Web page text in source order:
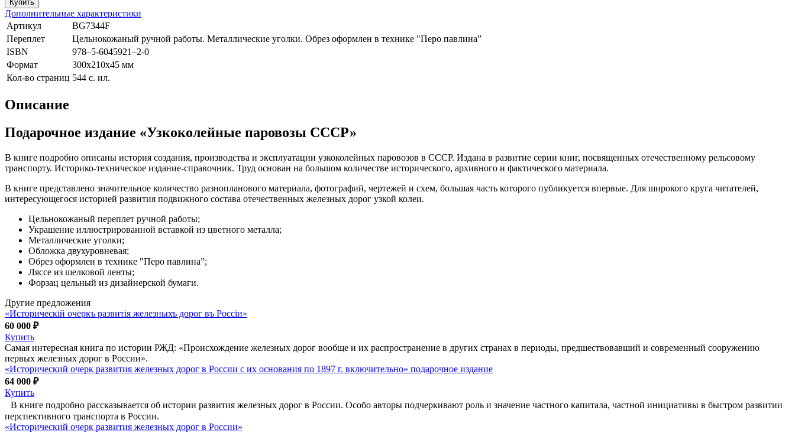
Дополнительные характеристики
Артикул
BG7344F
Переплет
Цельнокожаный ручной работы. Металлические уголки. Обрез оформлен в технике "Перо павлина”
ISBN
978–5-6045921–2-0
Формат
300х210х45 мм
Кол-во страниц 544 с. ил.
Описание
Подарочное издание «Узкоколейные паровозы СССР»
В книге подробно описаны история создания, производства и эксплуатации узкоколейных паровозов в СССР. Издана в развитие серии книг, посвященных отечественному рельсовому
транспорту. Историко-техническое издание-справочник. Труд основан на большом количестве исторического, архивного и фактического материала.
В книге представлено значительное количество разнопланового материала, фотографий, чертежей и схем, большая часть которого публикуется впервые. Для широкого круга читателей,
интересующегося историей развития подвижного состава отечественных железных дорог узкой колеи.
Цельнокожаный переплет ручной работы;
Украшение иллюстрированной вставкой из цветного металла;
Металлические уголки;
Обложка двухуровневая;
Обрез оформлен в технике "Перо павлина”;
Ляссе из шелковой ленты;
Форзац цельный из дизайнерской бумаги.
Другие предложения
«Историческiй очеркъ развитiя железныхъ дорог въ Россiи»
60 000 ₽
Купить
Самая интересная книга по истории РЖД: «Происхождение железных дорог вообще и их распространение в других странах в периоды, предшествовавший и современный сооружению
первых железных дорог в России».
«Исторический очерк развития железных дорог в России с их основания по 1897 г. включительно» подарочное издание
64 000 ₽
Купить
В книге подробно рассказывается об истории развития железных дорог в России. Особо авторы подчеркивают роль и значение частного капитала, частной инициативы в быстром развитии
перспективного транспорта в России.
«Исторический очерк развития железных дорог в России»